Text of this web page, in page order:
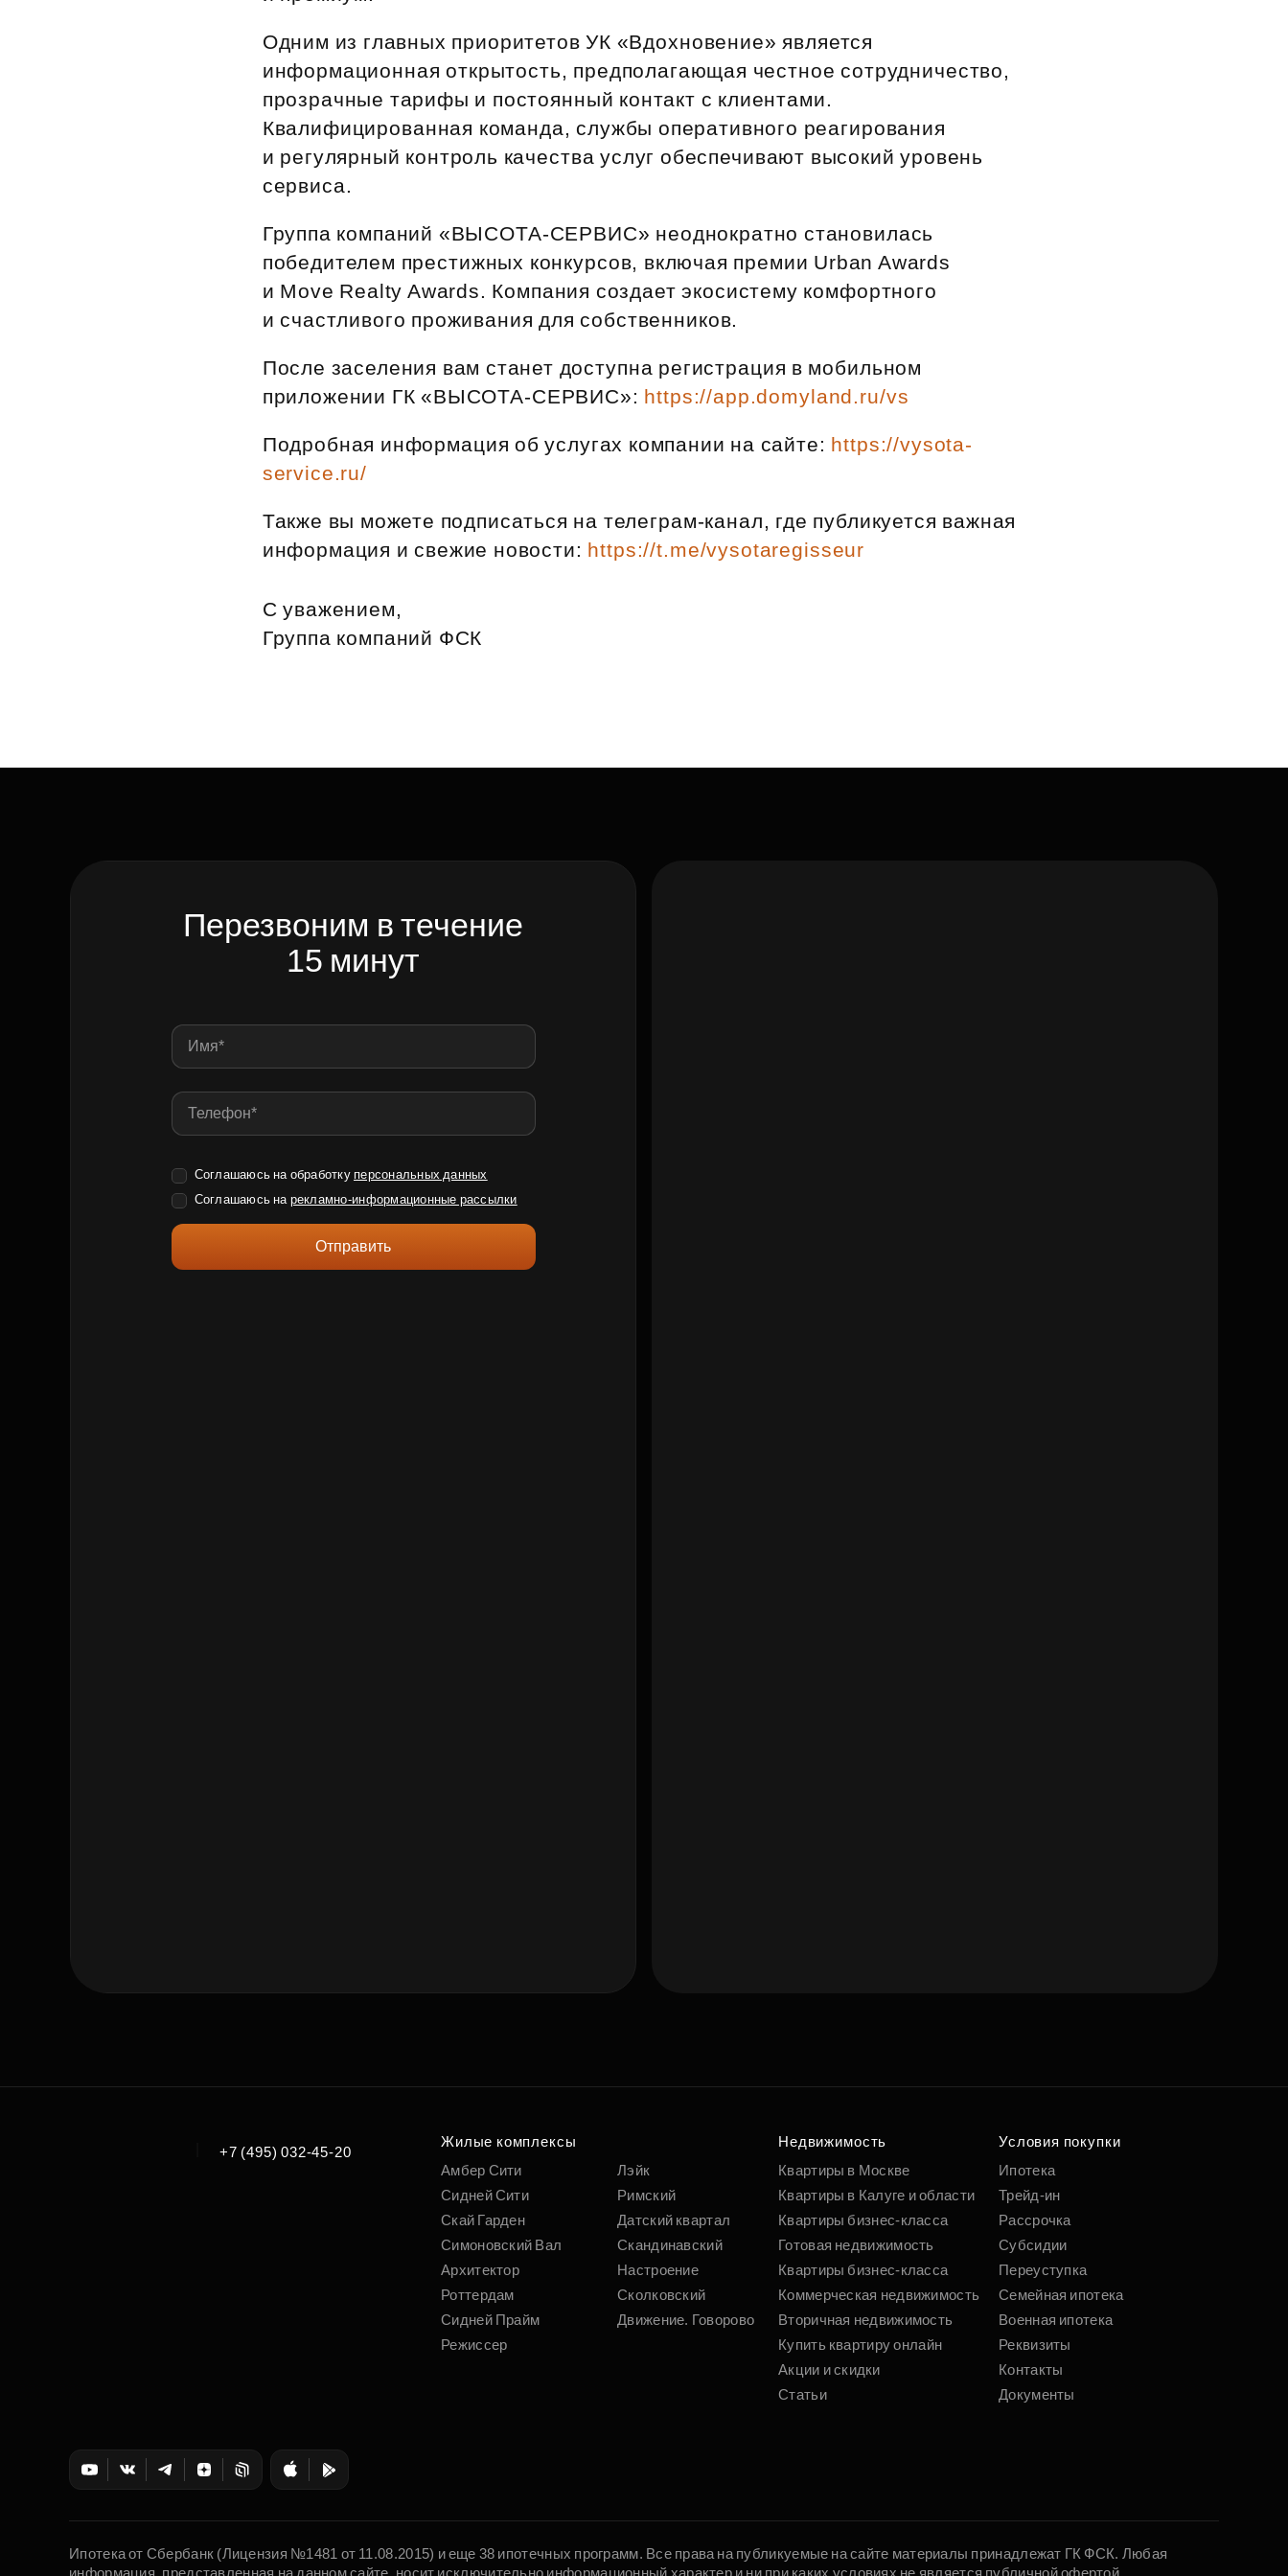
Одним из главных приоритетов УК «Вдохновение» является
информационная открытость, предполагающая честное сотрудничество,
прозрачные тарифы и постоянный контакт с клиентами.
Квалифицированная команда, службы оперативного реагирования
и регулярный контроль качества услуг обеспечивают высокий уровень
сервиса.
Группа компаний «ВЫСОТА‑СЕРВИС» неоднократно становилась
победителем престижных конкурсов, включая премии Urban Awards
и Move Realty Awards. Компания создает экосистему комфортного
и счастливого проживания для собственников.
После заселения вам станет доступна регистрация в мобильном
приложении ГК «ВЫСОТА‑СЕРВИС»: https://app.domyland.ru/vs
Подробная информация об услугах компании на сайте: https://vysota-
service.ru/
Также вы можете подписаться на телеграм‑канал, где публикуется важная
информация и свежие новости: https://t.me/vysotaregisseur
С уважением,
Группа компаний ФСК
Перезвоним в течение
15 минут
Соглашаюсь на обработку персональных данных
Соглашаюсь на рекламно-информационные рассылки
Отправить
по удобным вам параметрам
+7 (495) 032-45-20
Жилые комплексы
Амбер Сити
Сидней Сити
Скай Гарден
Симоновский Вал
Архитектор
Роттердам
Сидней Прайм
Режиссер
Лэйк
Римский
Датский квартал
Скандинавский
Настроение
Сколковский
Движение. Говорово
Недвижимость
Квартиры в Москве
Квартиры в Калуге и области
Квартиры бизнес-класса
Готовая недвижимость
Квартиры бизнес-класса
Коммерческая недвижимость
Вторичная недвижимость
Купить квартиру онлайн
Акции и скидки
Статьи
Условия покупки
Ипотека
Трейд-ин
Рассрочка
Субсидии
Переуступка
Семейная ипотека
Военная ипотека
Реквизиты
Контакты
Документы
Ипотека от Сбербанк (Лицензия №1481 от 11.08.2015) и еще 38 ипотечных программ. Все права на публикуемые на сайте материалы принадлежат ГК ФСК. Любая
информация, представленная на данном сайте, носит исключительно информационный характер и ни при каких условиях не является публичной офертой,